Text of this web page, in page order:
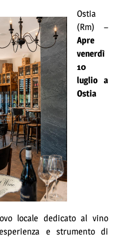
Ostia
(Rm) –
Apre
venerdì
10
luglio a
Ostia
locale dedicato al vino
e strumento di